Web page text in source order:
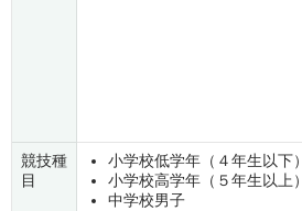
競技種
目
小学校低学年（４年生以下）
小学校高学年（５年生以上）
中学校男子